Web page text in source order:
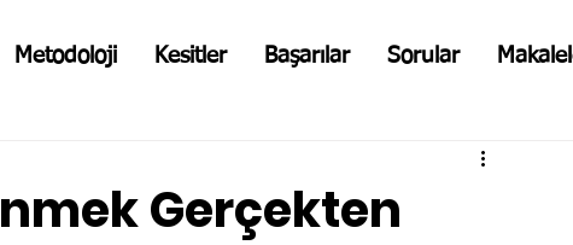
Metodoloji Kesitler Başarılar Sorular
Gerçekten